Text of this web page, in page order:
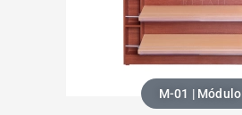
M-01 | Módulo